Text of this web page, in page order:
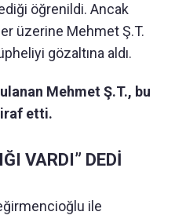
öğrenildi. Ancak
üzerine Mehmet Ş.T.
gözaltına aldı.
Mehmet Ş.T., bu
etti.
VARDI” DEDİ
ile